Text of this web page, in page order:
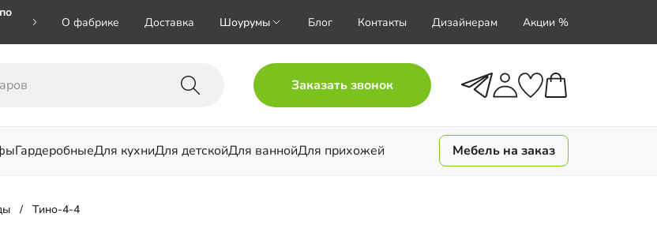
О фабрике Доставка Шоурумы Блог Контакты Дизайнерам Акции %
Заказать звонок
ГардеробныеДля кухниДля детскойДля ваннойДля прихожей Мебель на заказ
Тино-4-4